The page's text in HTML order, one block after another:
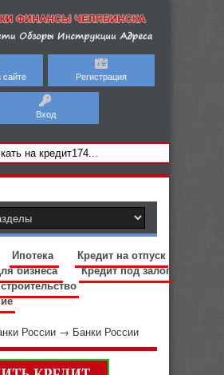
Регистрация
Вход
Ипотека
Кредит на отпуск
бизнеса
Кредит под залог
России → Банки России